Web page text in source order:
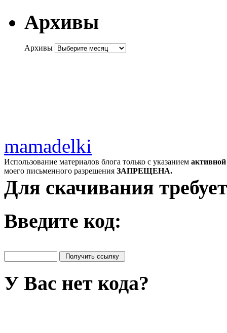
Архивы
Архивы
mamadelki
Использование материалов блога только с указанием
моего письменного разрешения ЗАПРЕЩЕНА.
Для скачивания
Введите код:
У Вас нет кода?